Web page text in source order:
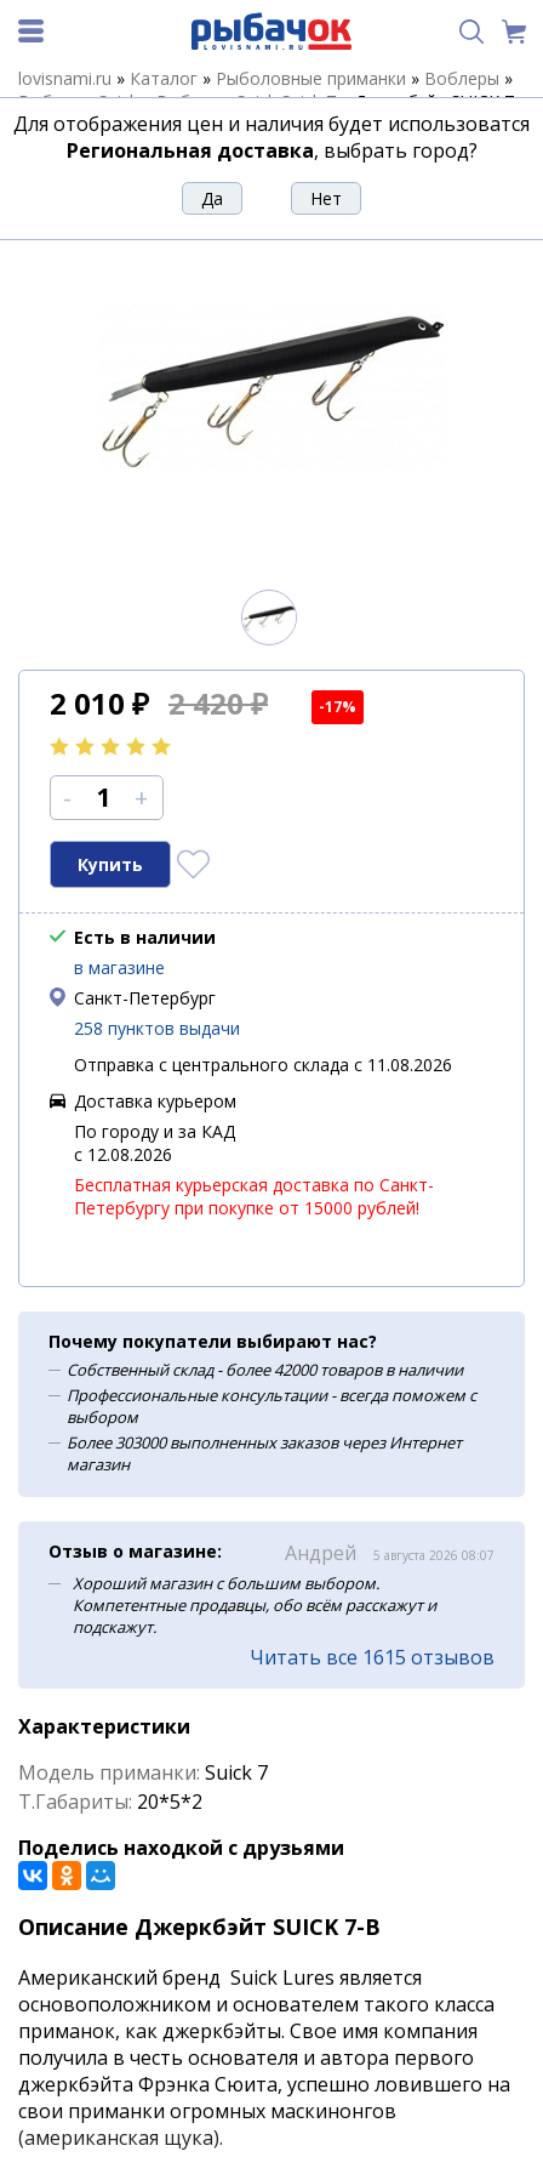
lovisnami.ru » Каталог » Рыболовные приманки » Воблеры »
Воблеры Suick»Воблеры Suick Suick 7»Джеркбэйт SUICK 7-
B
Джеркбэйт SUICK 7-B
2 010 ₽ 2 420 ₽ -17%
- +
Есть в наличии
в магазине
Санкт-Петербург
258 пунктов выдачи
Отправка с центрального склада с 11.08.2026
Доставка курьером
По городу и за КАД
c 12.08.2026
Бесплатная курьерская доставка по Санкт-
Петербургу при покупке от 15000 рублей!
Почему покупатели выбирают нас?
Собственный склад - более 42000 товаров в наличии
Профессиональные консультации - всегда поможем с
выбором
Более 303000 выполненных заказов через Интернет
магазин
Отзыв о магазине: Андрей 5 августа 2026 08:07
Хороший магазин с большим выбором.
Компетентные продавцы, обо всём расскажут и
подскажут.
Читать все 1615 отзывов
Характеристики
Модель приманки: Suick 7
Т.Габариты: 20*5*2
Поделись находкой с друзьями
Описание Джеркбэйт SUICK 7-B
Американский бренд Suick Lures является
основоположником и основателем такого класса
приманок, как джеркбэйты. Свое имя компания
получила в честь основателя и автора первого
джеркбэйта Фрэнка Сюита, успешно ловившего на
свои приманки огромных маскинонгов
(американская щука).
Для отображения цен и наличия будет использоватся
Региональная доставка, выбрать город?